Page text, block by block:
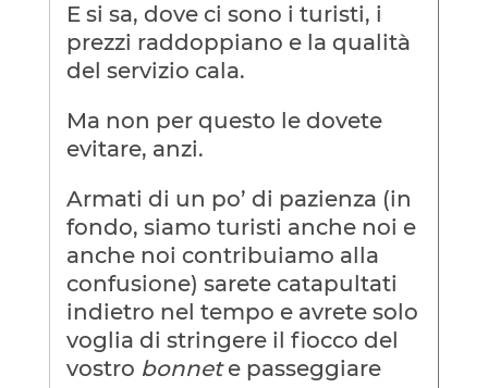
E si sa, dove ci sono i turisti, i
prezzi raddoppiano e la qualità
del servizio cala.
Ma non per questo le dovete
evitare, anzi.
Armati di un po’ di pazienza (in
fondo, siamo turisti anche noi e
anche noi contribuiamo alla
confusione) sarete catapultati
indietro nel tempo e avrete solo
voglia di stringere il fiocco del
vostro bonnete passeggiare